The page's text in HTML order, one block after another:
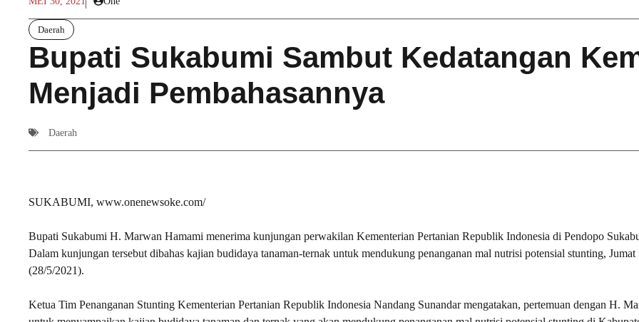
Daerah
Bupati Sukabumi Sambut Kedatangan
Menjadi Pembahasannya
Daerah
SUKABUMI, www.onenewsoke.com/
Bupati Sukabumi H. Marwan Hamami menerima kunjungan perwakilan Kementerian Pertanian Republik Indonesia di Pendopo
Dalam kunjungan tersebut dibahas kajian budidaya tanaman-ternak untuk mendukung penanganan mal nutrisi potensial stunting, Jumat
(28/5/2021).
Ketua Tim Penanganan Stunting Kementerian Pertanian Republik Indonesia Nandang Sunandar mengatakan, pertemuan dengan H.